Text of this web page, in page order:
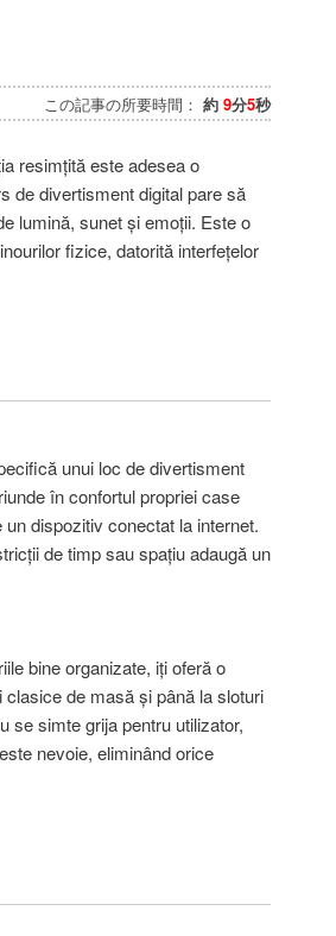
この記事の所要時間： 約 9分5秒
resimțită este adesea o
de divertisment digital pare să
lumină, sunet și emoții. Este o
fizice, datorită interfețelor
unui loc de divertisment
în confortul propriei case
dispozitiv conectat la internet.
de timp sau spațiu adaugă un
bine organizate, iți oferă o
de masă și până la sloturi
se simte grija pentru utilizator,
nevoie, eliminând orice